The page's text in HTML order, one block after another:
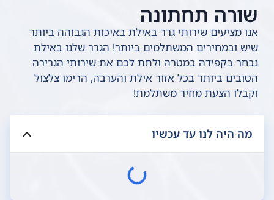
שורה תחתונה
אנו מציעים שירותי גרר באילת באיכות הגבוהה ביותר
שיש ובמחירים המשתלמים ביותר! הגרר שלנו באילת
נבחר בקפידה במטרה ולתת לכם את שירותי הגרירה
הטובים ביותר בכל אזור אילת והערבה, הרימו צלצול
וקבלו הצעת מחיר משתלמת!
מה היה לנו עד עכשיו